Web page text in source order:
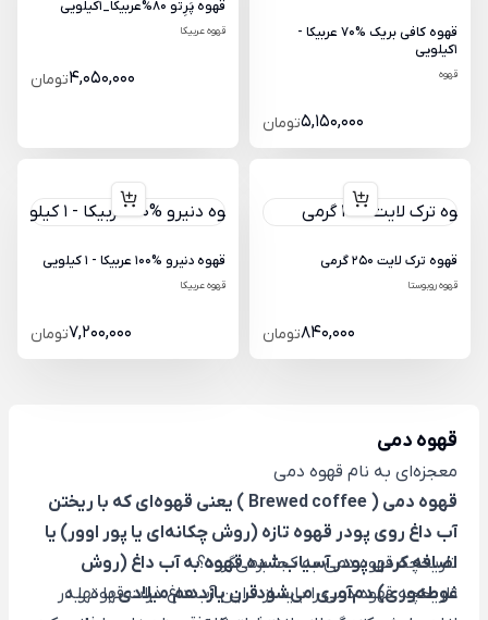
قهوه کافی بریک %70 عربیکا -
1کیلویی
قهوه
5,150,000تومان
قهوه پَرِتو 80%عربیکا_1کیلویی
قهوه عربیکا
4,050,000تومان
قهوه ترک لایت 250 گرمی
قهوه روبوستا
840,000تومان
قهوه دنیرو %100 عربیکا - 1 کیلویی
قهوه عربیکا
7,200,000تومان
قهوه دمی
معجزه‌ای به نام قهوه دمی
قهوه دمی ( Brewed coffee ) یعنی قهوه‌ای که با ریختن
آب داغ روی پودر قهوه تازه (روش چکانه‌ای یا پور اوور) یا
اضافه کردن پودر آسیاب‌شده قهوه به آب داغ (روش
غوطه‌وری) دم‌آوری می‌شود.این آب داغ ذرات قهوه را در
تاریخچه قهوه دمی به کجا برمی‌گردد؟
تاریخچه قهوه دمی را باید ازقرن یازدهم میلادیبا تهیه